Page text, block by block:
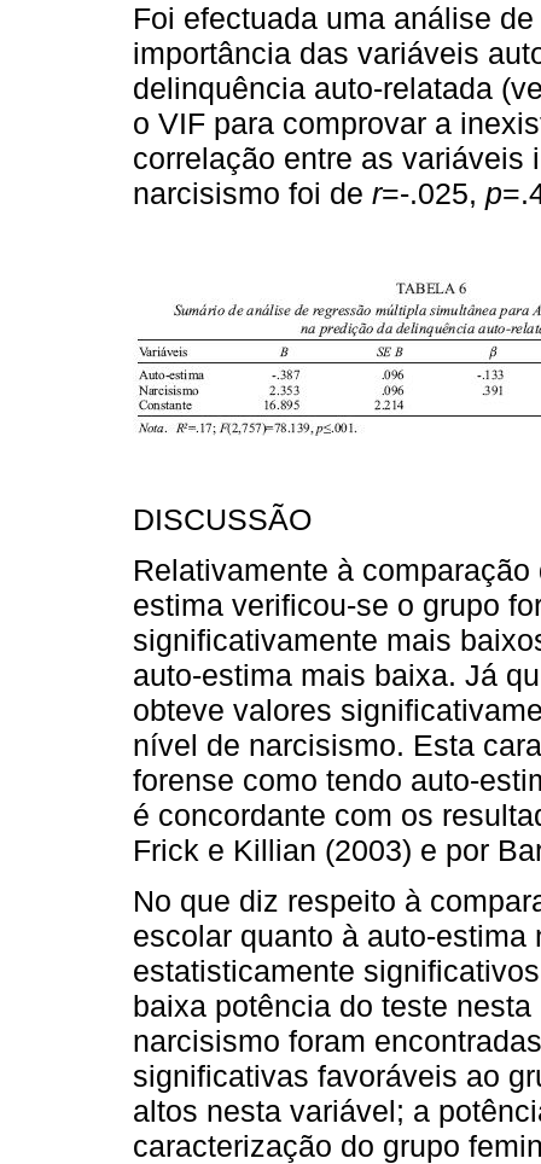
Foi efectuada uma análise
importância das variáveis
delinquência auto-relatada
o VIF para comprovar a
correlação entre as variáveis
narcisismo foi de r=-.025, p
DISCUSSÃO
Relativamente à
estima verificou-se o grupo
significativamente mais
auto-estima mais baixa. Já
obteve valores
nível de narcisismo. Esta
forense como tendo auto-
é concordante com os
Frick e Killian (2003) e por
No que diz respeito à
escolar quanto à auto-
estatisticamente
baixa potência do teste
narcisismo foram
significativas favoráveis ao
altos nesta variável; a
caracterização do grupo